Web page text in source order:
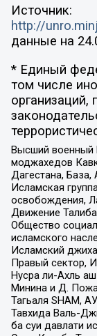
Источник:
http://
данные на
* Единый
том числе
организаций,
Высший военный
моджахедов
Дагестана,
Исламская
освобождения,
Движение
Общество
исламского
Исламский
Правый сектор,
Нусра ли-Ахль
Минина и Д.
Тагьаля SHAM,
Тавхида Валь-
ба суи давлати